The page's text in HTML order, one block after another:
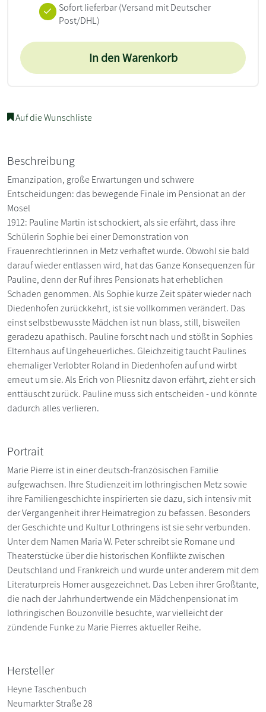
Sofort lieferbar(Versand mit Deutscher
Post/DHL)
In den Warenkorb
Auf die Wunschliste
Beschreibung
Emanzipation, große Erwartungen und schwere
Entscheidungen: das bewegende Finale im Pensionat an der
Mosel
1912: Pauline Martin ist schockiert, als sie erfährt, dass ihre
Schülerin Sophie bei einer Demonstration von
Frauenrechtlerinnen in Metz verhaftet wurde. Obwohl sie bald
darauf wieder entlassen wird, hat das Ganze Konsequenzen für
Pauline, denn der Ruf ihres Pensionats hat erheblichen
Schaden genommen. Als Sophie kurze Zeit später wieder nach
Diedenhofen zurückkehrt, ist sie vollkommen verändert. Das
einst selbstbewusste Mädchen ist nun blass, still, bisweilen
geradezu apathisch. Pauline forscht nach und stößt in Sophies
Elternhaus auf Ungeheuerliches. Gleichzeitig taucht Paulines
ehemaliger Verlobter Roland in Diedenhofen auf und wirbt
erneut um sie. Als Erich von Pliesnitz davon erfährt, zieht er sich
enttäuscht zurück. Pauline muss sich entscheiden - und könnte
dadurch alles verlieren.
Portrait
Marie Pierre ist in einer deutsch-französischen Familie
aufgewachsen. Ihre Studienzeit im lothringischen Metz sowie
ihre Familiengeschichte inspirierten sie dazu, sich intensiv mit
der Vergangenheit ihrer Heimatregion zu befassen. Besonders
der Geschichte und Kultur Lothringens ist sie sehr verbunden.
Unter dem Namen Maria W. Peter schreibt sie Romane und
Theaterstücke über die historischen Konflikte zwischen
Deutschland und Frankreich und wurde unter anderem mit dem
Literaturpreis Homer ausgezeichnet. Das Leben ihrer Großtante,
die nach der Jahrhundertwende ein Mädchenpensionat im
lothringischen Bouzonville besuchte, war vielleicht der
zündende Funke zu Marie Pierres aktueller Reihe.
Hersteller
Heyne Taschenbuch
Neumarkter Straße 28